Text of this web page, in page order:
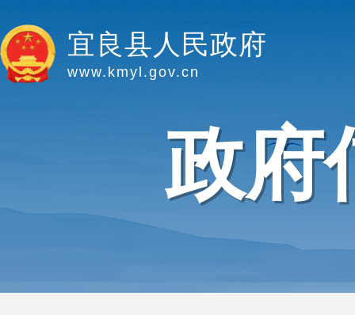
宜良县人民政府
www.kmyl.gov.cn
政府